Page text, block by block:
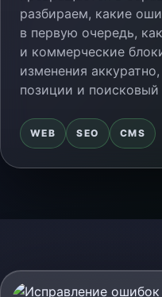
разбираем, какие
в первую очередь,
и коммерческие
изменения
позиции и поисковый
WEB SEO CMS